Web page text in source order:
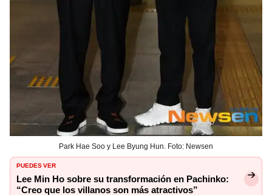
Park Hae Soo y Lee Byung Hun. Foto: Newsen
PUEDES VER
Lee Min Ho sobre su transformación en Pachinko:
“Creo que los villanos son más atractivos”